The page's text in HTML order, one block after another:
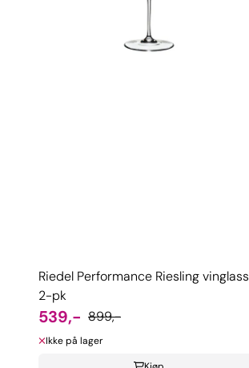
Riedel Performance Riesling vinglass
2-pk
539,- 899,-
Ikke på lager